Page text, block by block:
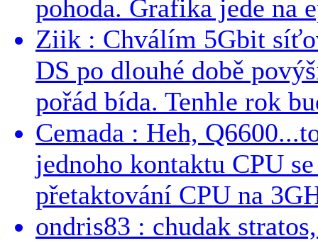
pohoda. Grafika jede na
Ziik : Chválím 5Gbit
DS po dlouhé době
pořád bída. Tenhle rok
Cemada : Heh,
jednoho kontaktu CPU
přetaktování CPU na
ondris83 : chudak